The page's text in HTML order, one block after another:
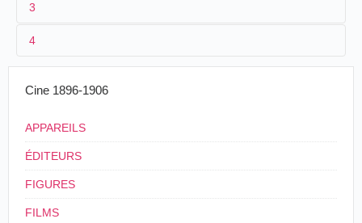
1
2
3
≤ 1901
19 m.
4
France
3
4
Cine 1896-1906
APPAREILS
ÉDITEURS
FIGURES
FILMS